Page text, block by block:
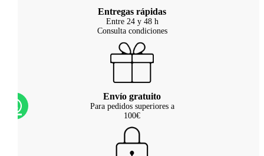
Entregas rápidas
Entre 24 y 48 h
Consulta condiciones
Envío gratuito
Para pedidos superiores a
100€